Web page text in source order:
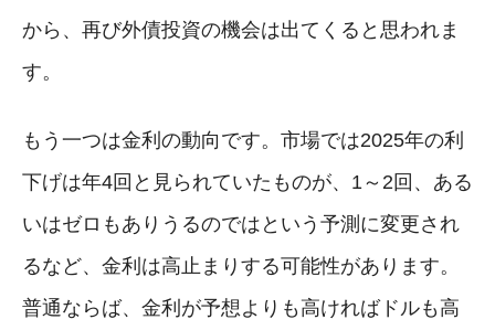
から、再び外債投資の機会は出てくると思われま
す。
もう一つは金利の動向です。市場では2025年の利
下げは年4回と見られていたものが、1～2回、ある
いはゼロもありうるのではという予測に変更され
るなど、金利は高止まりする可能性があります。
普通ならば、金利が予想よりも高ければドルも高